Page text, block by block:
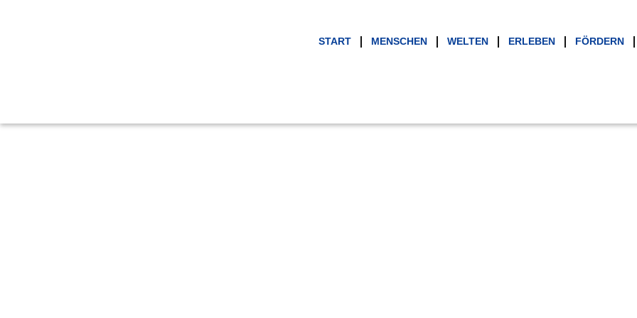
START MENSCHEN WELTEN ERLEBEN FÖRDERN